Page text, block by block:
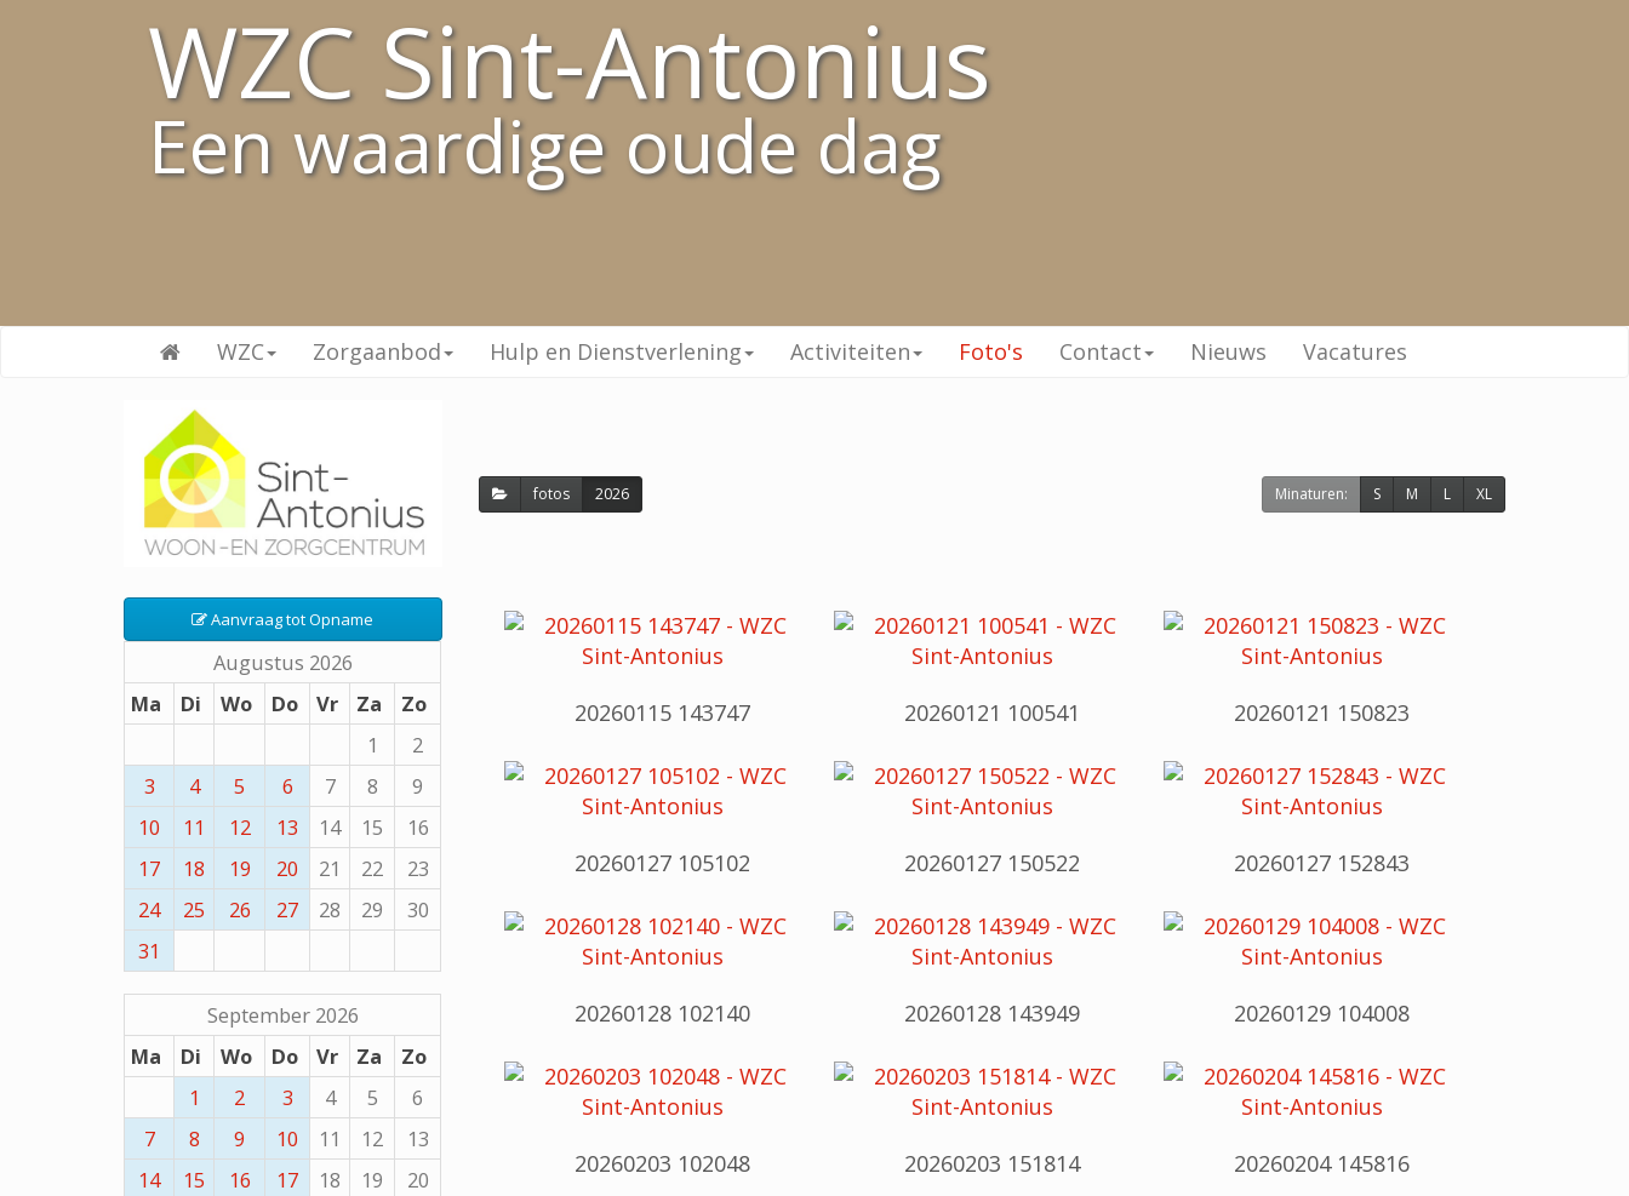
WZC Sint-Antonius
Een waardige oude dag
WZC Zorgaanbod Hulp en Dienstverlening Activiteiten Foto's Contact Nieuws Vacatures
Aanvraag tot Opname
Augustus 2026
Ma
Di Wo Do Vr Za
Zo
1
2
3
4 5 6 7 8
9
10
11 12 13 14 15
16
17
18 19 20 21 22
23
24
25 26 27 28 29
30
31
September 2026
Ma
Di Wo Do Vr Za
Zo
1
2 3 4 5
6
7
8 9 10 11 12
13
14
15 16 17 18 19
20
fotos 2026 Minaturen: S M L XL
20260115 143747 20260121 100541 20260121 150823
20260127 105102 20260127 150522 20260127 152843
20260128 102140 20260128 143949 20260129 104008
20260203 102048 20260203 151814 20260204 145816